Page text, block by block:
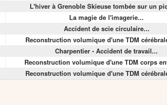
L'hiver à Grenoble Skieuse tombée sur un
La magie de l'imagerie...
Accident de scie circulaire...
Reconstruction volumique d'une TDM
Charpentier - Accident de travail...
Reconstruction volumique d'une TDM corps
Reconstruction volumique d'une TDM